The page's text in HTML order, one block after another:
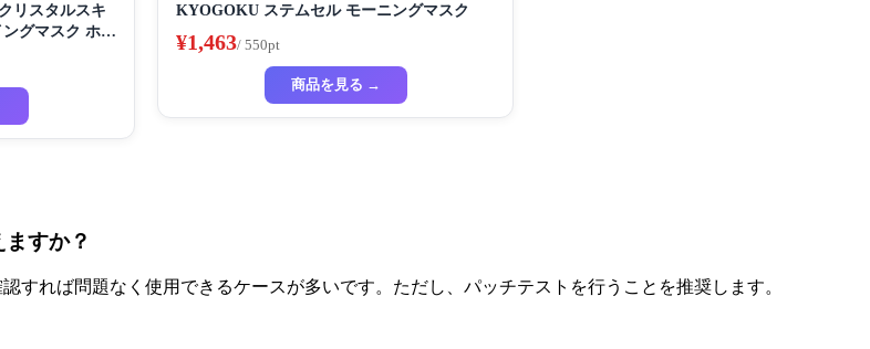
リスタルスキ
グマスク ホワ
ロン監修者 シ
KYOGOKU ステムセル モーニングマスク
¥1,463/ 550pt
商品を見る →
すか？
れば問題なく使用できるケースが多いです。ただし、パッチテストを行うことを推奨します。